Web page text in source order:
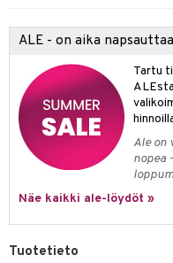
ALE - on aika
Tartu
Ale on
nopea
Näe kaikki ale-löydöt »
Tuotetieto
& Vihannesveitset
sisustus
tarvikkeita
koristelu
säilytys
& Koukut